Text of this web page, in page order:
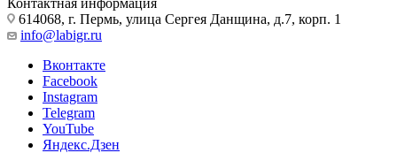
Контактная информация
614068, г. Пермь, улица Сергея Данщина, д.7, корп. 1
info@labigr.ru
Вконтакте
Facebook
Instagram
Telegram
YouTube
Яндекс.Дзен